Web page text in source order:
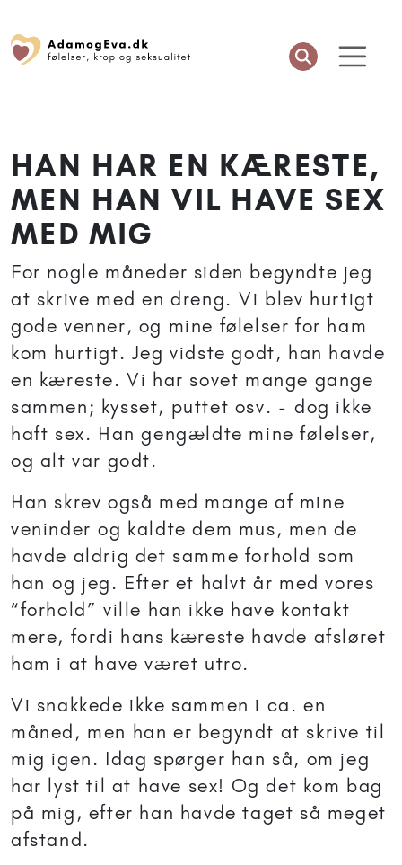
HAN HAR EN KÆRESTE,
MEN HAN VIL HAVE SEX
MED MIG
For nogle måneder siden begyndte jeg
at skrive med en dreng. Vi blev hurtigt
gode venner, og mine følelser for ham
kom hurtigt. Jeg vidste godt, han havde
en kæreste. Vi har sovet mange gange
sammen; kysset, puttet osv. - dog ikke
haft sex. Han gengældte mine følelser,
og alt var godt.
Han skrev også med mange af mine
veninder og kaldte dem mus, men de
havde aldrig det samme forhold som
han og jeg. Efter et halvt år med vores
“forhold” ville han ikke have kontakt
mere, fordi hans kæreste havde afsløret
ham i at have været utro.
Vi snakkede ikke sammen i ca. en
måned, men han er begyndt at skrive til
mig igen. Idag spørger han så, om jeg
har lyst til at have sex! Og det kom bag
på mig, efter han havde taget så meget
afstand.